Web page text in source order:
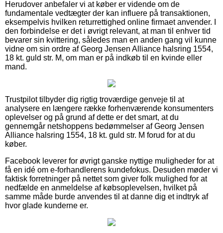
Herudover anbefaler vi at køber er vidende om de
fundamentale vedtægter der kan influere på transaktionen,
eksempelvis hvilken returrettighed online firmaet anvender. I
den forbindelse er det i øvrigt relevant, at man til enhver tid
bevarer sin kvittering, således man en anden gang vil kunne
vidne om sin ordre af Georg Jensen Alliance halsring 1554,
18 kt. guld str. M, om man er på indkøb til en kvinde eller
mand.
Trustpilot tilbyder dig rigtig troværdige genveje til at
analysere en længere række forhenværende konsumenters
oplevelser og på grund af dette er det smart, at du
gennemgår netshoppens bedømmelser af Georg Jensen
Alliance halsring 1554, 18 kt. guld str. M forud for at du
køber.
Facebook leverer for øvrigt ganske nyttige muligheder for at
få en idé om e-forhandlerens kundefokus. Desuden møder vi
faktisk forretninger på nettet som giver folk mulighed for at
nedfælde en anmeldelse af købsoplevelsen, hvilket på
samme måde burde anvendes til at danne dig et indtryk af
hvor glade kunderne er.